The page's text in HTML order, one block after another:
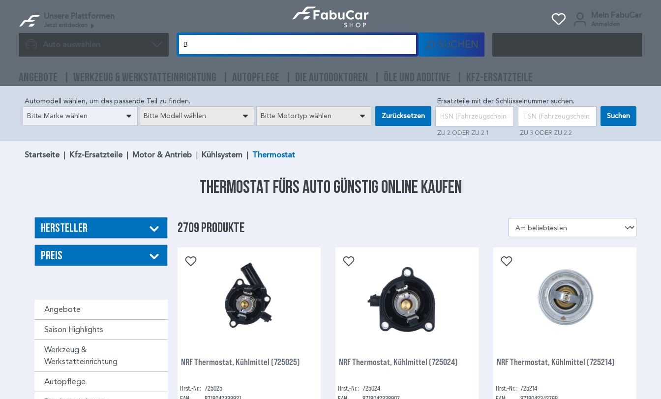
Unsere Plattformen
Jetzt entdecken
Mein FabuCar
Anmelden
Auto auswählen SUCHEN
ANGEBOTE WERKZEUG & WERKSTATTEINRICHTUNG AUTOPFLEGE DIE AUTODOKTOREN ÖLE UND ADDITIVE KFZ-ERSATZTEILE
Automodell wählen, um das passende Teil zu finden.
Bitte Marke wählen
Bitte Modell wählen Bitte Motortyp wählen Zurücksetzen
Ersatzteile mit der Schlüsselnummer suchen.
ZU 2 ODER ZU 2.1 ZU 3 ODER ZU 2.2
Suchen
Startseite Kfz-Ersatzteile Motor & Antrieb Kühlsystem Thermostat
Thermostat fürs Auto günstig online kaufen
Hersteller
Preis
Angebote
Saison Highlights
Werkzeug &
Werkstatteinrichtung
Autopflege
2709 Produkte
NRF Thermostat, Kühlmittel (725025)
Hrst.-Nr.: 725025
NRF Thermostat, Kühlmittel (725024)
Hrst.-Nr.: 725024
NRF Thermostat, Kühlmittel (725214)
Hrst.-Nr.: 725214